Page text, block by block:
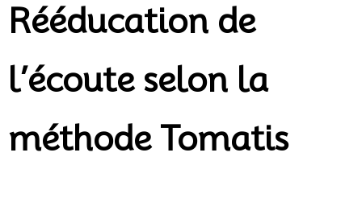
Rééducation de
l’écoute selon la
méthode Tomatis